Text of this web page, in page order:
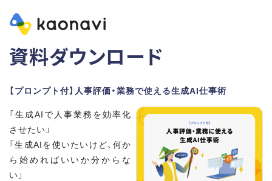
資料ダウンロード
【プロンプト付】人事評価・業務で使える生成AI仕事術
「生成AIで人事業務を効率化
させたい」
「生成AIを使いたいけど、何か
ら始めればいいか分からな
い」